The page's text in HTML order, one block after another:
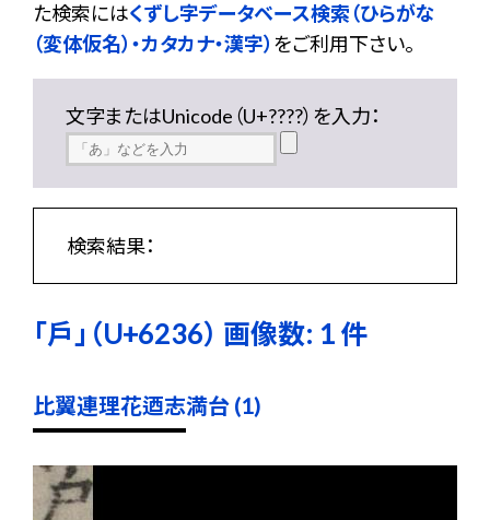
た検索にはくずし字データベース検索（ひらがな
（変体仮名）・カタカナ・漢字） をご利用下さい。
文字またはUnicode（U+????）を入力：
検索結果：
「戶」（U+6236） 画像数: 1 件
比翼連理花迺志満台 (1)